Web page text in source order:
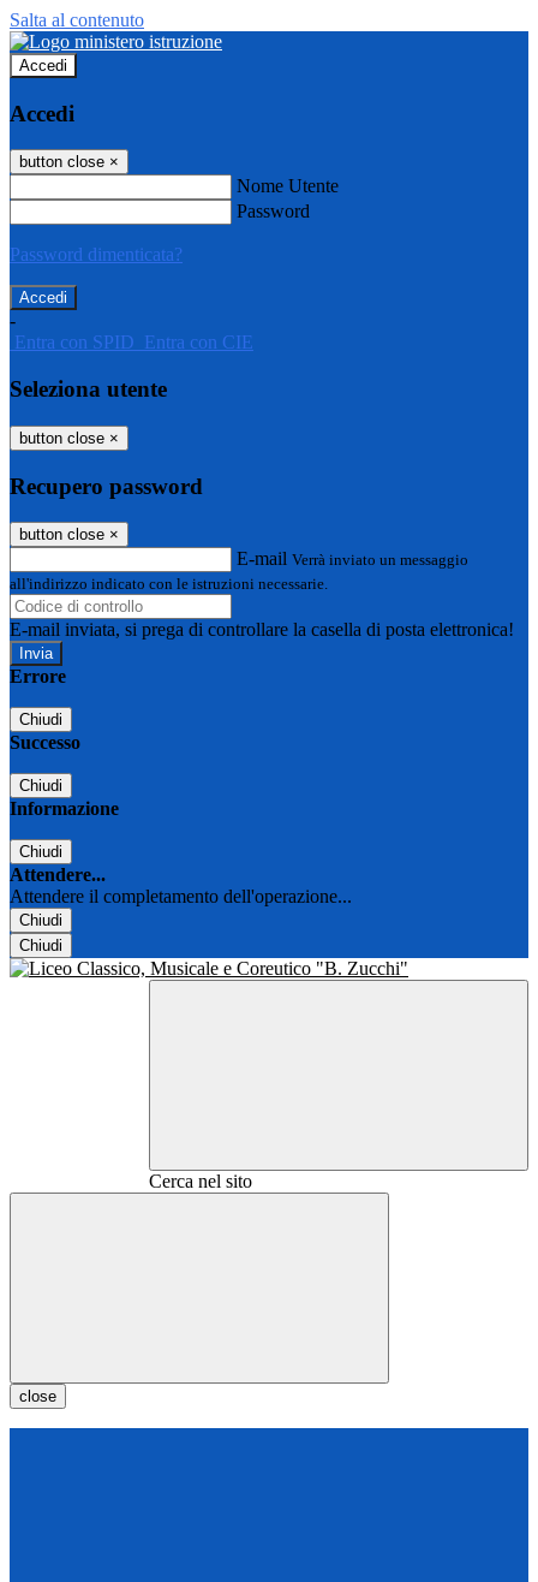
Salta al contenuto
Accedi
Accedi
button close ×
Nome Utente
Password
Password dimenticata?
-
Entra con SPID Entra con CIE
Seleziona utente
button close ×
Recupero password
button close ×
E-mail Verrà inviato un messaggio
all'indirizzo indicato con le istruzioni necessarie.
E-mail inviata, si prega di controllare la casella di posta elettronica!
Errore
Chiudi
Successo
Chiudi
Informazione
Chiudi
Attendere...
Attendere il completamento dell'operazione...
Chiudi
Chiudi
Cerca nel sito
close